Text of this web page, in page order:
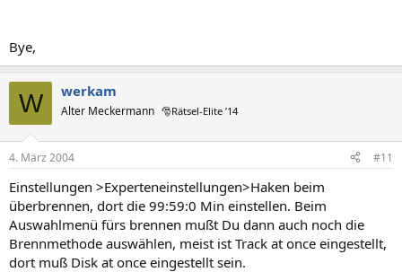
Bye,
W werkam
Alter Meckermann 🎅Rätsel-Elite ’14
4. März 2004 #11
Einstellungen >Experteneinstellungen>Haken beim
überbrennen, dort die 99:59:0 Min einstellen. Beim
Auswahlmenü fürs brennen mußt Du dann auch noch die
Brennmethode auswählen, meist ist Track at once eingestellt,
dort muß Disk at once eingestellt sein.